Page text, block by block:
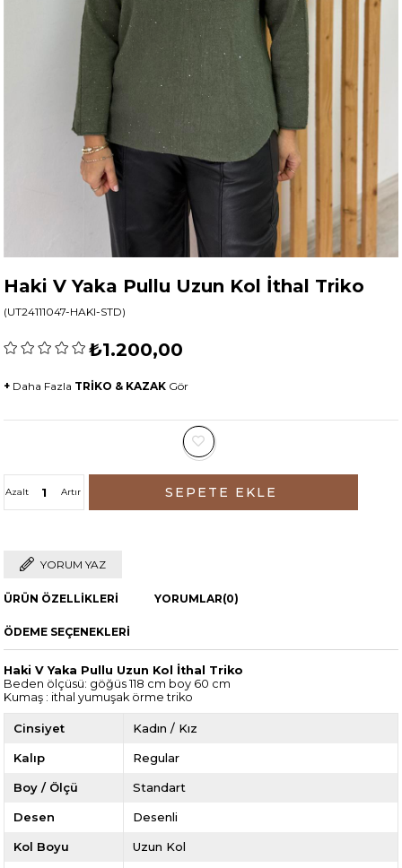
Haki V Yaka Pullu Uzun Kol İthal Triko
(UT24111047-HAKI-STD)
₺1.200,00
+ Daha Fazla TRİKO & KAZAK Gör
Artır
Azalt
YORUM YAZ
ÜRÜN ÖZELLIKLERI YORUMLAR(0)
ÖDEME SEÇENEKLERI
Haki V Yaka Pullu Uzun Kol İthal Triko
Beden ölçüsü: göğüs 118 cm boy 60 cm
Kumaş : ithal yumuşak örme triko
Cinsiyet Kadın / Kız
Kalıp Regular
Boy / Ölçü Standart
Desen Desenli
Kol Boyu Uzun Kol